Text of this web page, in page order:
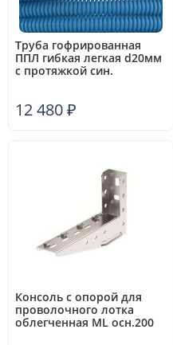
Труба гофрированная
ППЛ гибкая легкая d20мм
с протяжкой син.
12 480₽
Консоль с опорой для
проволочного лотка
облегченная ML осн.200